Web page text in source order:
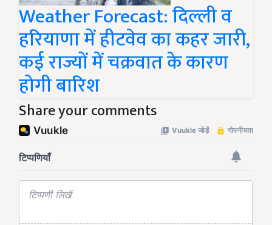
Weather Forecast: दिल्ली व
हरियाणा में हीटवेव का कहर जारी,
कई राज्यों में चक्रवात के कारण
होगी बारिश
Share your comments